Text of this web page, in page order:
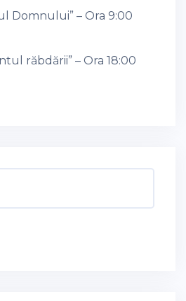
Domnului” – Ora 9:00
răbdării” – Ora 18:00